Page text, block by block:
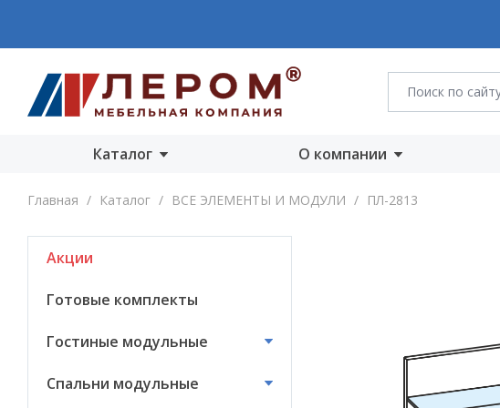
Каталог
Акции
Детские модульные
Прихожие
О компании
О компании
Главная / Каталог / ВСЕ ЭЛЕМЕНТЫ И МОДУЛИ / ПЛ-2813
Акции
Готовые комплекты
Гостиные модульные
Спальни модульные